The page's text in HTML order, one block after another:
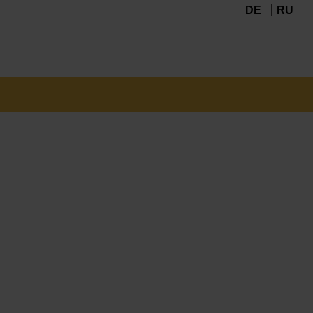
DE RU